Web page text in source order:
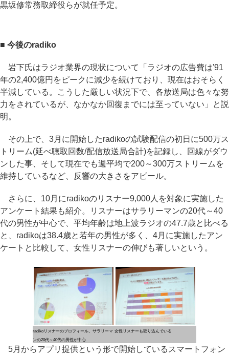
黒坂修常務取締役らが就任予定。
■ 今後のradiko
岩下氏はラジオ業界の現状について「ラジオの広告費は'91
年の2,400億円をピークに減少を続けており、現在はおそらく
半減している。こうした厳しい状況下で、各放送局は色々な努
力をされているが、なかなか回復までには至っていない」と説
明。
その上で、3月に開始したradikoの試験配信の初日に500万ス
トリーム(延べ聴取回数/配信放送局合計)を記録し、回線がダウ
ンした事、そして現在でも週平均で200～300万ストリームを
維持しているなど、反響の大きさをアピール。
さらに、10月にradikoのリスナー9,000人を対象に実施した
アンケート結果も紹介。リスナーはサラリーマンの20代～40
代の男性が中心で、平均年齢は地上波ラジオの47.7歳と比べる
と、radikoは38.4歳と若年の男性が多く、4月に実施したアン
ケートと比較して、女性リスナーの伸びも著しいという。
radikoリスナーのプロフィール。サラリーマ
ンの20代～40代の男性が中心
女性リスナーも取り込んでいる
5月からアプリ提供という形で開始しているスマートフォン